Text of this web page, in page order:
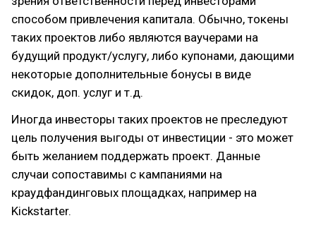
способом привлечения капитала. Обычно, токены
таких проектов либо являются ваучерами на
будущий продукт/услугу, либо купонами, дающими
некоторые дополнительные бонусы в виде
скидок, доп. услуг и т.д.
Иногда инвесторы таких проектов не преследуют
цель получения выгоды от инвестиции - это может
быть желанием поддержать проект. Данные
случаи сопоставимы с кампаниями на
краудфандинговых площадках, например на
Kickstarter.